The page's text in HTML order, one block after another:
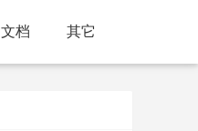
文档 其它